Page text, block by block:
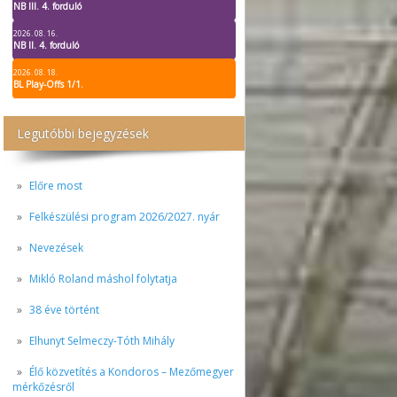
NB III. 4. forduló
2026. 08. 16.
NB II. 4. forduló
2026. 08. 18.
BL Play-Offs 1/1.
Legutóbbi bejegyzések
Előre most
Felkészülési program 2026/2027. nyár
Nevezések
Mikló Roland máshol folytatja
38 éve történt
Elhunyt Selmeczy-Tóth Mihály
Élő közvetítés a Kondoros – Mezőmegyer
mérkőzésről